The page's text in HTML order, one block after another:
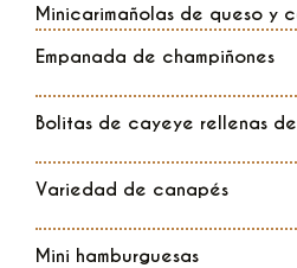
Minicarimañolas de queso y
Empanada de champiñones
Bolitas de cayeye rellenas
Variedad de canapés
Mini hamburguesas